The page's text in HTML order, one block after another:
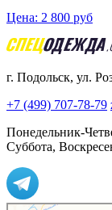
Цена: 2 800 руб
г. Подольск, ул.
+7 (499) 707-78-79
Понедельник-
Суббота,